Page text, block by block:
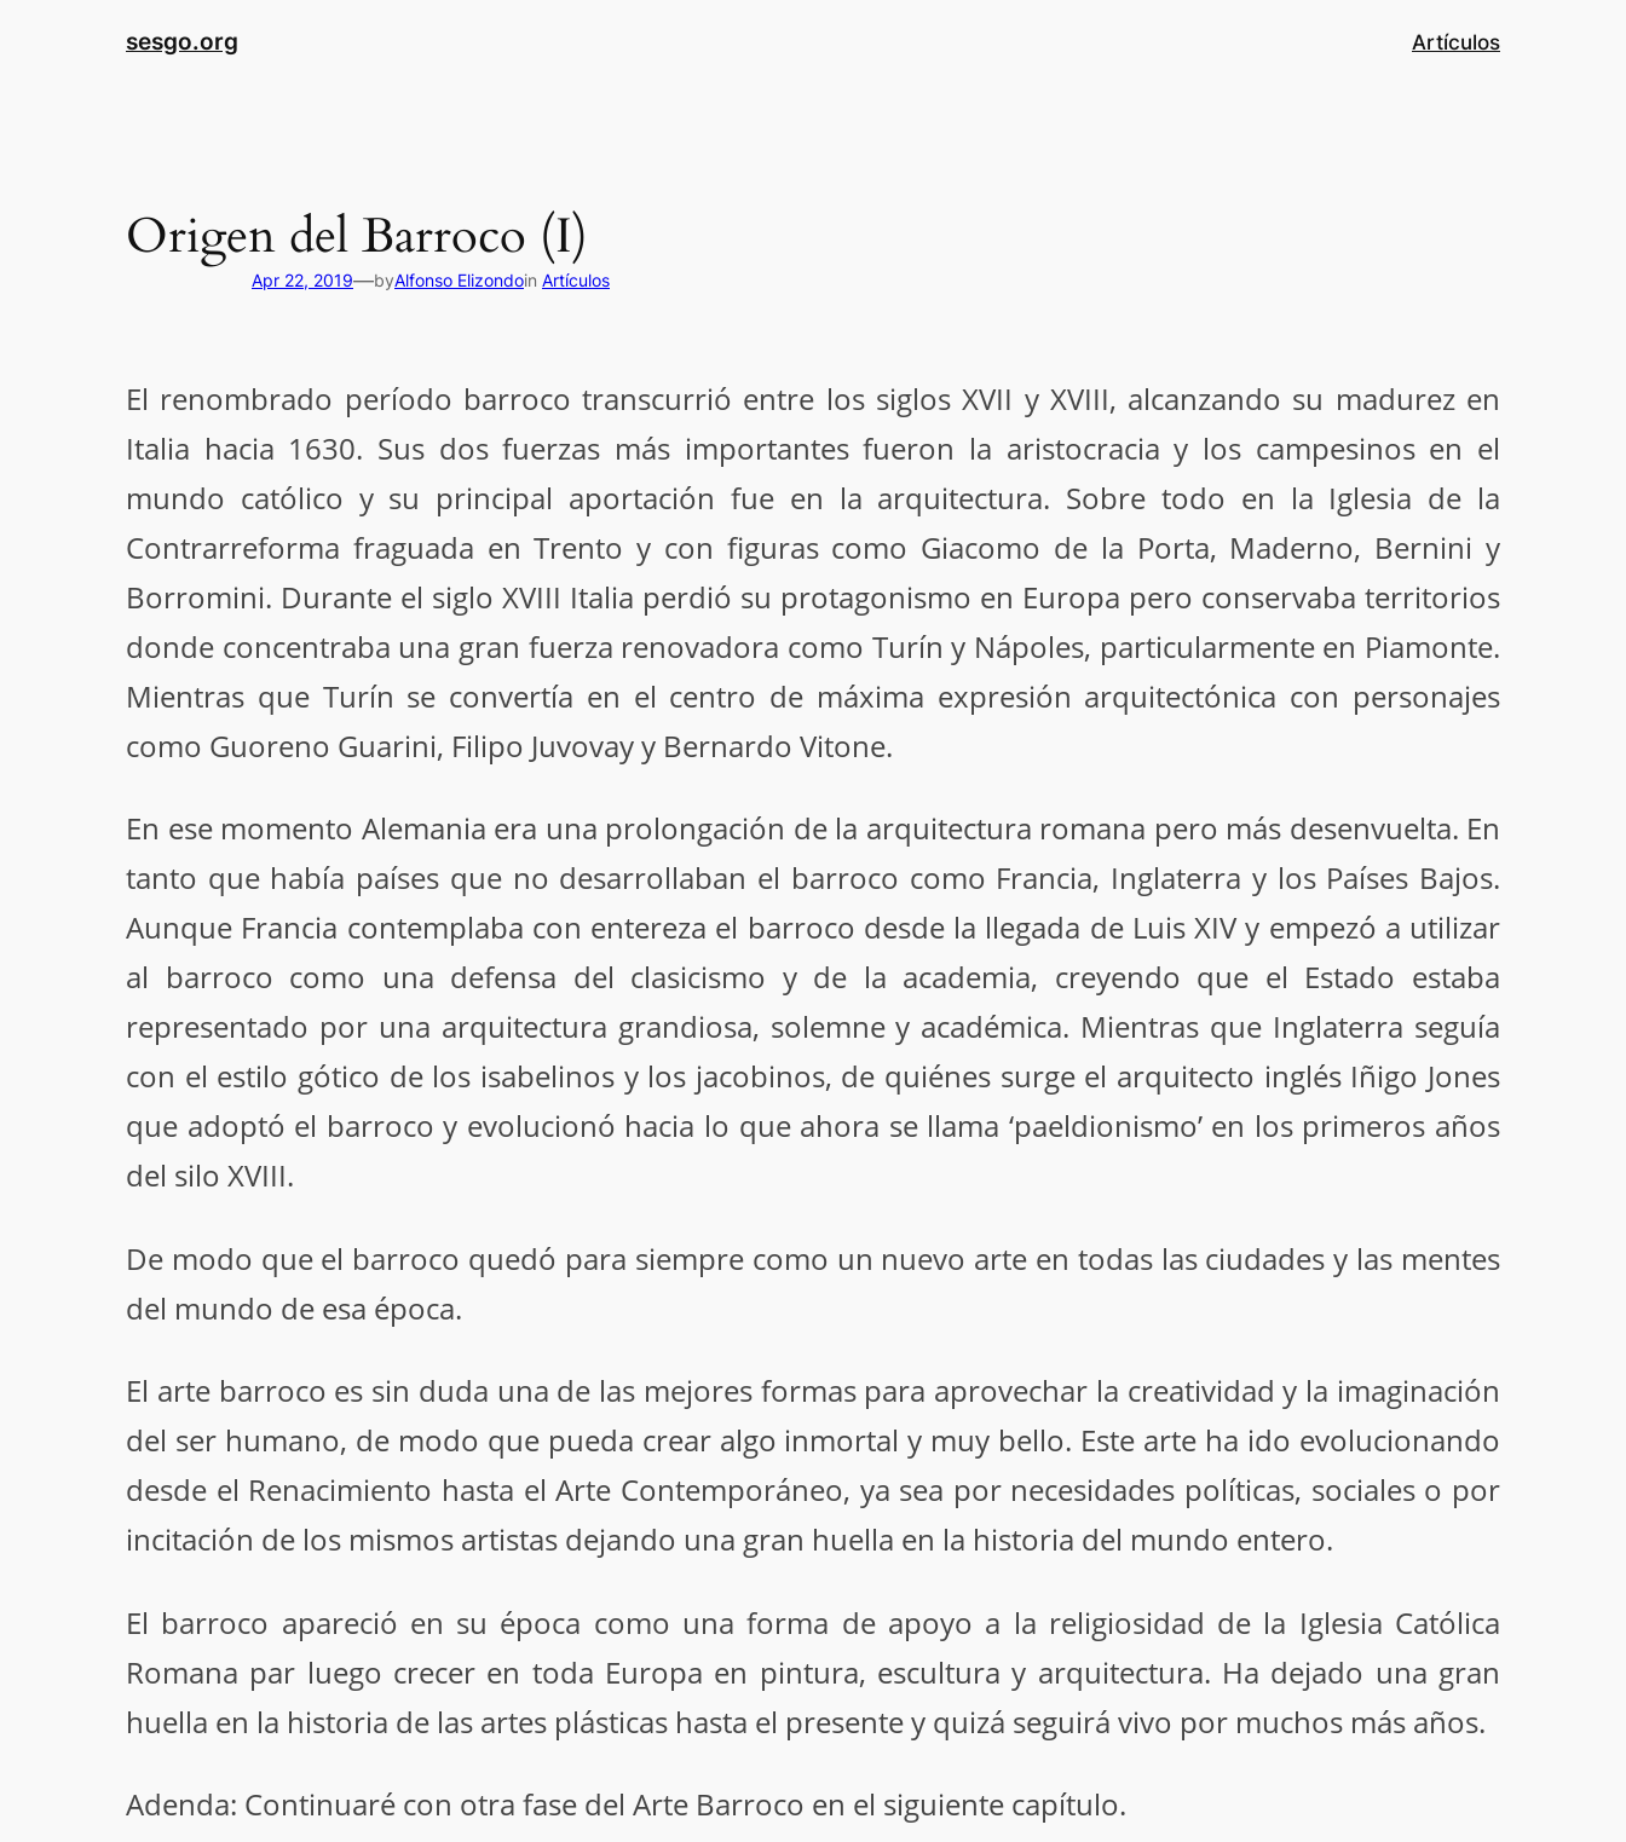
sesgo.org Artículos
Origen del Barroco (I)
Apr 22, 2019—byAlfonso Elizondoin Artículos
El renombrado período barroco transcurrió entre los siglos XVII y XVIII, alcanzando su madurez en
Italia hacia 1630. Sus dos fuerzas más importantes fueron la aristocracia y los campesinos en el
mundo católico y su principal aportación fue en la arquitectura. Sobre todo en la Iglesia de la
Contrarreforma fraguada en Trento y con figuras como Giacomo de la Porta, Maderno, Bernini y
Borromini. Durante el siglo XVIII Italia perdió su protagonismo en Europa pero conservaba territorios
donde concentraba una gran fuerza renovadora como Turín y Nápoles, particularmente en Piamonte.
Mientras que Turín se convertía en el centro de máxima expresión arquitectónica con personajes
como Guoreno Guarini, Filipo Juvovay y Bernardo Vitone.
En ese momento Alemania era una prolongación de la arquitectura romana pero más desenvuelta. En
tanto que había países que no desarrollaban el barroco como Francia, Inglaterra y los Países Bajos.
Aunque Francia contemplaba con entereza el barroco desde la llegada de Luis XIV y empezó a utilizar
al barroco como una defensa del clasicismo y de la academia, creyendo que el Estado estaba
representado por una arquitectura grandiosa, solemne y académica. Mientras que Inglaterra seguía
con el estilo gótico de los isabelinos y los jacobinos, de quiénes surge el arquitecto inglés Iñigo Jones
que adoptó el barroco y evolucionó hacia lo que ahora se llama ‘paeldionismo’ en los primeros años
del silo XVIII.
De modo que el barroco quedó para siempre como un nuevo arte en todas las ciudades y las mentes
del mundo de esa época.
El arte barroco es sin duda una de las mejores formas para aprovechar la creatividad y la imaginación
del ser humano, de modo que pueda crear algo inmortal y muy bello. Este arte ha ido evolucionando
desde el Renacimiento hasta el Arte Contemporáneo, ya sea por necesidades políticas, sociales o por
incitación de los mismos artistas dejando una gran huella en la historia del mundo entero.
El barroco apareció en su época como una forma de apoyo a la religiosidad de la Iglesia Católica
Romana par luego crecer en toda Europa en pintura, escultura y arquitectura. Ha dejado una gran
huella en la historia de las artes plásticas hasta el presente y quizá seguirá vivo por muchos más años.
Adenda: Continuaré con otra fase del Arte Barroco en el siguiente capítulo.